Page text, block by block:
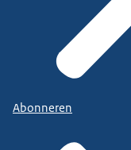
Abonneren